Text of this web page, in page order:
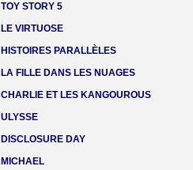
TOY STORY 5
LE VIRTUOSE
HISTOIRES PARALLÈLES
LA FILLE DANS LES NUAGES
CHARLIE ET LES KANGOUROUS
ULYSSE
DISCLOSURE DAY
MICHAEL